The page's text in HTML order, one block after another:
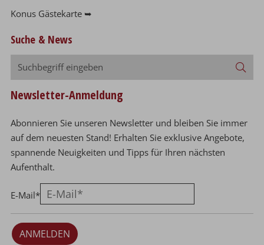
Konus Gästekarte ➥
Suche & News
Suchbegriff
eingeben
Newsletter-Anmeldung
Abonnieren Sie unseren Newsletter und bleiben Sie immer
auf dem neuesten Stand! Erhalten Sie exklusive Angebote,
spannende Neuigkeiten und Tipps für Ihren nächsten
Aufenthalt.
E-Mail*
ANMELDEN